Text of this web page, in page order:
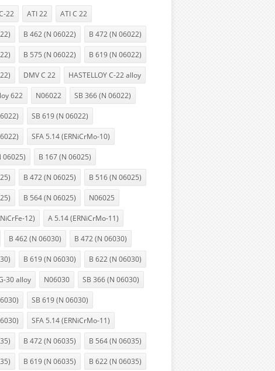
22 ATI 22 ATI C 22
B 462 (N 06022) B 472 (N 06022)
B 575 (N 06022) B 619 (N 06022)
DMV C 22 HASTELLOY C-22 alloy
622 N06022 SB 366 (N 06022)
SB 619 (N 06022)
SFA 5.14 (ERNiCrMo-10)
06025) B 167 (N 06025)
B 472 (N 06025) B 516 (N 06025)
B 564 (N 06025) N06025
12) A 5.14 (ERNiCrMo-11)
B 462 (N 06030) B 472 (N 06030)
B 619 (N 06030) B 622 (N 06030)
30 alloy N06030 SB 366 (N 06030)
SB 619 (N 06030)
SFA 5.14 (ERNiCrMo-11)
B 472 (N 06035) B 564 (N 06035)
B 619 (N 06035) B 622 (N 06035)